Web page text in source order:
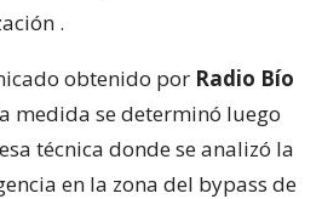
.
obtenido por Radio Bío
medida se determinó luego
técnica donde se analizó la
en la zona del bypass de